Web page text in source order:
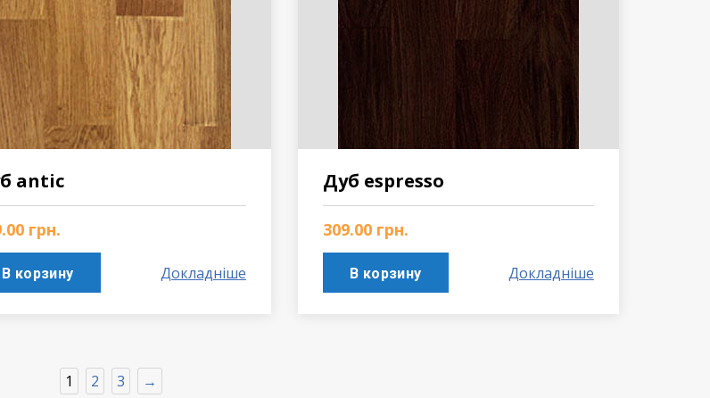
antic
грн.
В корзину Докладніше
Дуб espresso
309.00 грн.
В корзину Докладніше
1 2 3 →